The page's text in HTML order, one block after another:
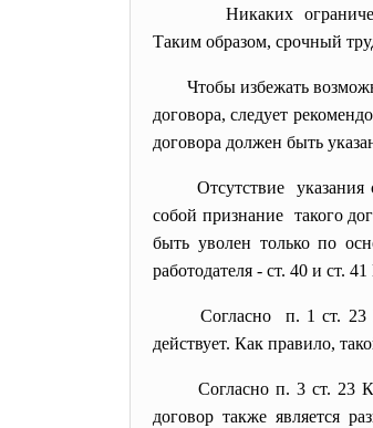
Никаких
Таким образом, срочный
Чтобы избежать
договора, следует
договора должен быть
Отсутствие
собой признание такого
быть уволен только по
работодателя - ст. 40 и ст.
Согласно п. 1 ст.
действует. Как правило,
Согласноп. 3 ст. 23
договор также является